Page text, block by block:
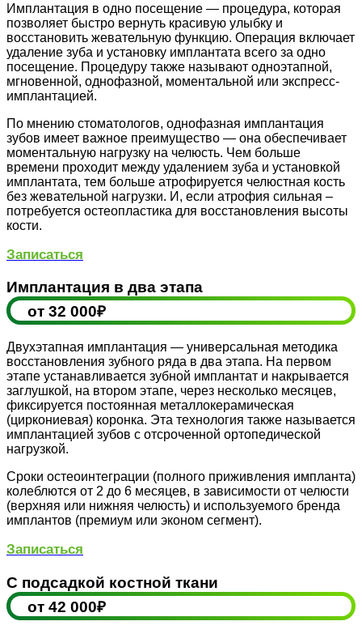
Имплантация в одно посещение — процедура, которая
позволяет быстро вернуть красивую улыбку и
восстановить жевательную функцию. Операция включает
удаление зуба и установку имплантата всего за одно
посещение. Процедуру также называют одноэтапной,
мгновенной, однофазной, моментальной или экспресс-
имплантацией.
По мнению стоматологов, однофазная имплантация
зубов имеет важное преимущество — она обеспечивает
моментальную нагрузку на челюсть. Чем больше
времени проходит между удалением зуба и установкой
имплантата, тем больше атрофируется челюстная кость
без жевательной нагрузки. И, если атрофия сильная –
потребуется остеопластика для восстановления высоты
кости.
Записаться
Имплантация в два этапа
от 32 000₽
Двухэтапная имплантация — универсальная методика
восстановления зубного ряда в два этапа. На первом
этапе устанавливается зубной имплантат и накрывается
заглушкой, на втором этапе, через несколько месяцев,
фиксируется постоянная металлокерамическая
(циркониевая) коронка. Эта технология также называется
имплантацией зубов с отсроченной ортопедической
нагрузкой.
Сроки остеоинтеграции (полного приживления импланта)
колеблются от 2 до 6 месяцев, в зависимости от челюсти
(верхняя или нижняя челюсть) и используемого бренда
имплантов (премиум или эконом сегмент).
Записаться
C подсадкой костной ткани
от 42 000₽